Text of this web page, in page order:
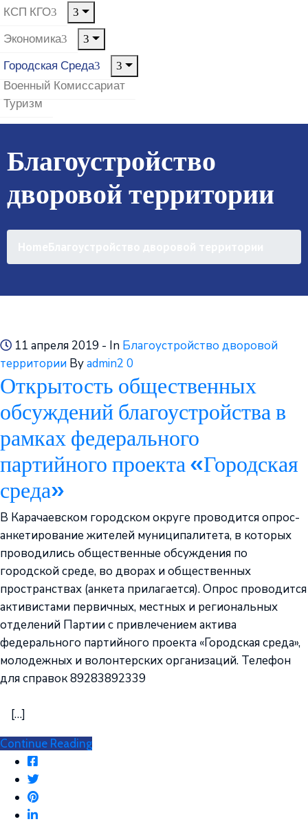
КСП КГО
Экономика
Городская Среда
Военный Комиссариат
Туризм
Благоустройство
дворовой территории
11 апреля 2019 - In Благоустройство дворовой
территории Byadmin2 0
Открытость общественных
обсуждений благоустройства в
рамках федерального
партийного проекта «Городская
среда»
В Карачаевском городском округе проводится опрос-
анкетирование жителей муниципалитета, в которых
проводились общественные обсуждения по
городской среде, во дворах и общественных
пространствах (анкета прилагается). Опрос проводится
активистами первичных, местных и региональных
отделений Партии с привлечением актива
федерального партийного проекта «Городская среда»,
молодежных и волонтерских организаций. Телефон
для справок 89283892339
[…]
Continue Reading